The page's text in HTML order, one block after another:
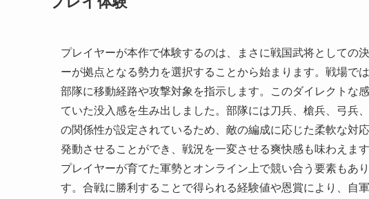
プレイヤーが本作で体験するのは、まさに戦国武将としての
ーが拠点となる勢力を選択することから始まります。戦場で
部隊に移動経路や攻撃対象を指示します。このダイレクトな
ていた没入感を生み出しました。部隊には刀兵、槍兵、弓兵
の関係性が設定されているため、敵の編成に応じた柔軟な対
発動させることができ、戦況を一変させる爽快感も味わえま
プレイヤーが育てた軍勢とオンライン上で競い合う要素もあ
す。合戦に勝利することで得られる経験値や恩賞により、自